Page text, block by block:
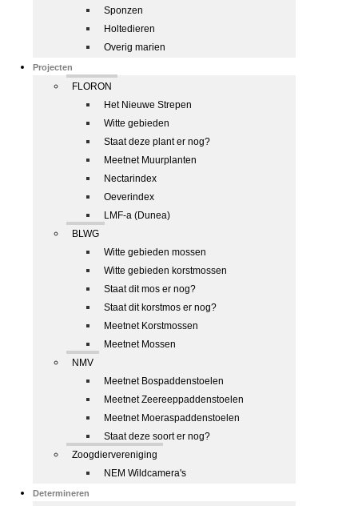
Sponzen
Holtedieren
Overig marien
Projecten
FLORON
Het Nieuwe Strepen
Witte gebieden
Staat deze plant er nog?
Meetnet Muurplanten
Nectarindex
Oeverindex
LMF-a (Dunea)
BLWG
Witte gebieden mossen
Witte gebieden korstmossen
Staat dit mos er nog?
Staat dit korstmos er nog?
Meetnet Korstmossen
Meetnet Mossen
NMV
Meetnet Bospaddenstoelen
Meetnet Zeereeppaddenstoelen
Meetnet Moeraspaddenstoelen
Staat deze soort er nog?
Zoogdiervereniging
NEM Wildcamera's
Determineren